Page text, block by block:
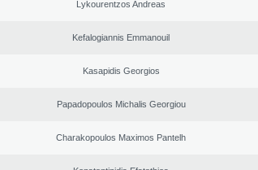
Lykourentzos Andreas
Kefalogiannis Emmanouil
Kasapidis Georgios
Papadopoulos Michalis Georgiou
Charakopoulos Maximos Pantelh